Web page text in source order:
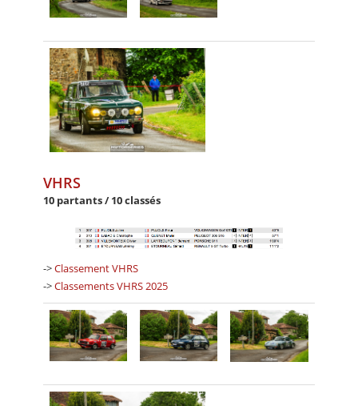
VHRS
10 partants / 10 classés
->Classement VHRS
->Classements VHRS 2025